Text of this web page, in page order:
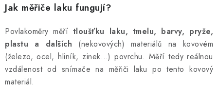
Jak měřiče laku fungují?
Povlakoměry měří tloušťku laku, tmelu, barvy, pryže,
plastu a dalších (nekovových) materiálů na kovovém
(železo, ocel, hliník, zinek…) povrchu. Měří tedy reálnou
vzdálenost od snímače na měřiči laku po tento kovový
materiál.